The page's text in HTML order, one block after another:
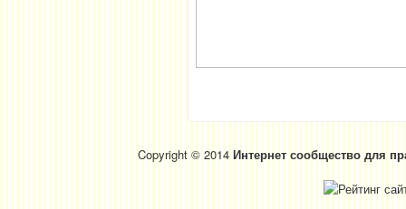
Copyright © 2014 Интернет сообщество для